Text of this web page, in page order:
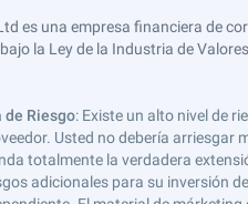
es una empresa financiera de
la Ley de la Industria de
de Riesgo: Existe un alto nivel de
Usted no debería arriesgar
totalmente la verdadera
adicionales para su inversión